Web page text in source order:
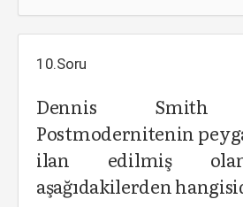
10.Soru
Dennis Smith
Postmodernitenin
ilan edilmiş
aşağıdakilerden